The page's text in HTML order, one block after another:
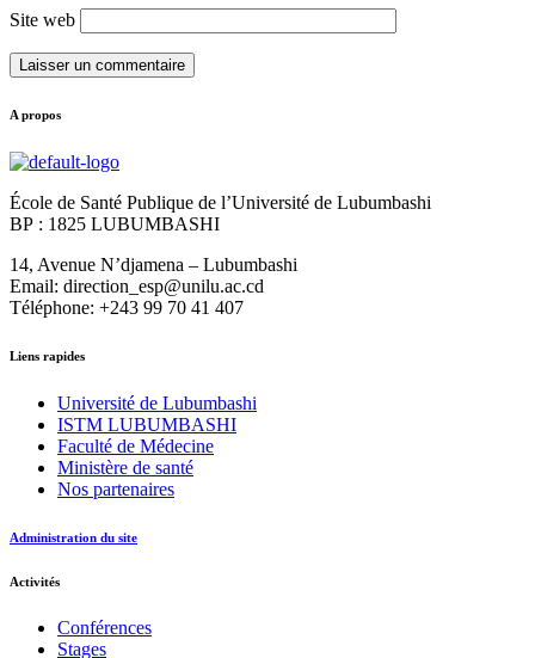
Site web
A propos
École de Santé Publique de l’Université de Lubumbashi
BP : 1825 LUBUMBASHI
14, Avenue N’djamena – Lubumbashi
Email: direction_esp@unilu.ac.cd
Téléphone: +243 99 70 41 407
Liens rapides
Université de Lubumbashi
ISTM LUBUMBASHI
Faculté de Médecine
Ministère de santé
Nos partenaires
Administration du site
Activités
Conférences
Stages